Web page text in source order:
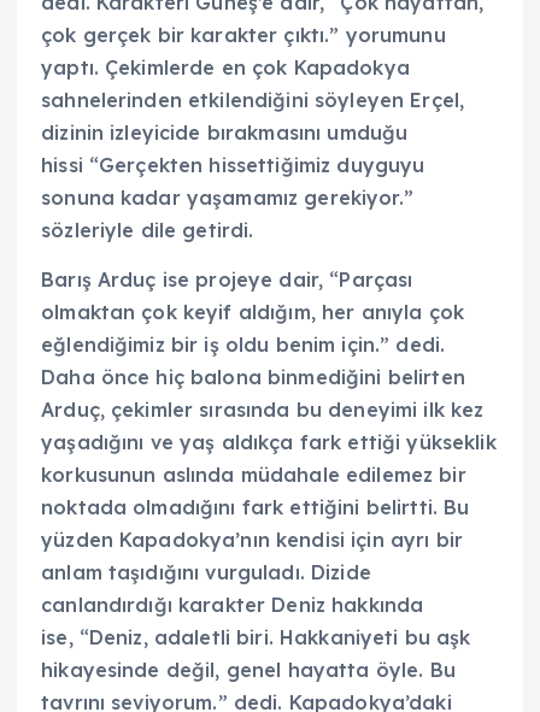
çok gerçek bir karakter çıktı.” yorumunu
yaptı. Çekimlerde en çok Kapadokya
sahnelerinden etkilendiğini söyleyen Erçel,
dizinin izleyicide bırakmasını umduğu
hissi “Gerçekten hissettiğimiz duyguyu
sonuna kadar yaşamamız gerekiyor.”
sözleriyle dile getirdi.
Barış Arduç ise projeye dair, “Parçası
olmaktan çok keyif aldığım, her anıyla çok
eğlendiğimiz bir iş oldu benim için.” dedi.
Daha önce hiç balona binmediğini belirten
Arduç, çekimler sırasında bu deneyimi ilk kez
yaşadığını ve yaş aldıkça fark ettiği yükseklik
korkusunun aslında müdahale edilemez bir
noktada olmadığını fark ettiğini belirtti. Bu
yüzden Kapadokya’nın kendisi için ayrı bir
anlam taşıdığını vurguladı. Dizide
canlandırdığı karakter Deniz hakkında
ise, “Deniz, adaletli biri. Hakkaniyeti bu aşk
hikayesinde değil, genel hayatta öyle. Bu
tavrını seviyorum.” dedi. Kapadokya’daki